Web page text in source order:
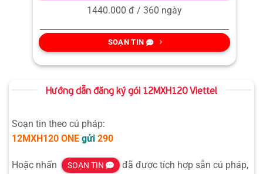
1440.000 đ / 360 ngày
SOẠN TIN
Hướng dẫn đăng ký gói 12MXH120 Viettel
Soạn tin theo cú pháp:
12MXH120 ONE gửi 290
Hoặc nhấn SOẠN TIN
đã được tích hợp sẵn cú pháp,